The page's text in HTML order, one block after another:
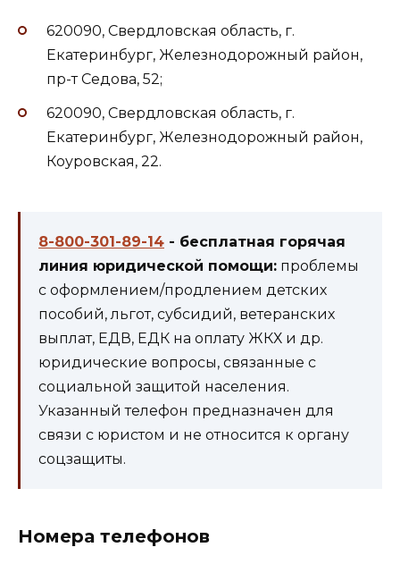
620090, Свердловская область, г.
Екатеринбург, Железнодорожный район,
пр-т Седова, 52;
620090, Свердловская область, г.
Екатеринбург, Железнодорожный район,
Коуровская, 22.
8-800-301-89-14 - бесплатная горячая
линия юридической помощи: проблемы
с оформлением/продлением детских
пособий, льгот, субсидий, ветеранских
выплат, ЕДВ, ЕДК на оплату ЖКХ и др.
юридические вопросы, связанные с
социальной защитой населения.
Указанный телефон предназначен для
связи с юристом и не относится к органу
соцзащиты.
Номера телефонов